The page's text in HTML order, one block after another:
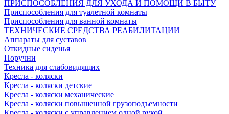
ПРИСПОСОБЛЕНИЯ ДЛЯ УХОДА И ПОМОЩИ В БЫТУ
Приспособления для туалетной комнаты
Приспособления для ванной комнаты
ТЕХНИЧЕСКИЕ СРЕДСТВА РЕАБИЛИТАЦИИ
Аппараты для суставов
Откидные сиденья
Поручни
Техника для слабовидящих
Кресла - коляски
Кресла - коляски детские
Кресла - коляски механические
Кресла - коляски повышенной грузоподъемности